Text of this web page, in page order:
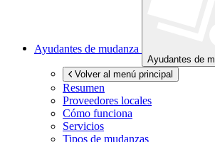
Ayudantes de mudanza
Ayudantes de
Volver al menú principal
Resumen
Proveedores locales
Cómo funciona
Servicios
Tipos de mudanzas